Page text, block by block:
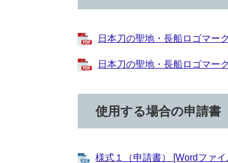
日本刀の聖地・長船ロゴマー
日本刀の聖地・長船ロゴマー
使用する場合の申請書
様式１（申請書） [Wordファ